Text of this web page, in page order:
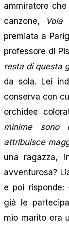
ammiratore
canzone,
Vola
premiata a
professore di
resta di questa
da sola. Lei
conserva con
orchidee
minime sono
attribuisce
una ragazza,
avventurosa?
e poi risponde:
già le
mio marito era